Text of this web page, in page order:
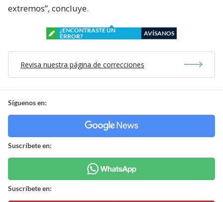
extremos”, concluye.
¿ENCONTRASTE UN
ERROR?
AVÍSANOS
Revisa nuestra página de correcciones
Síguenos en:
Suscríbete en:
Suscríbete en: